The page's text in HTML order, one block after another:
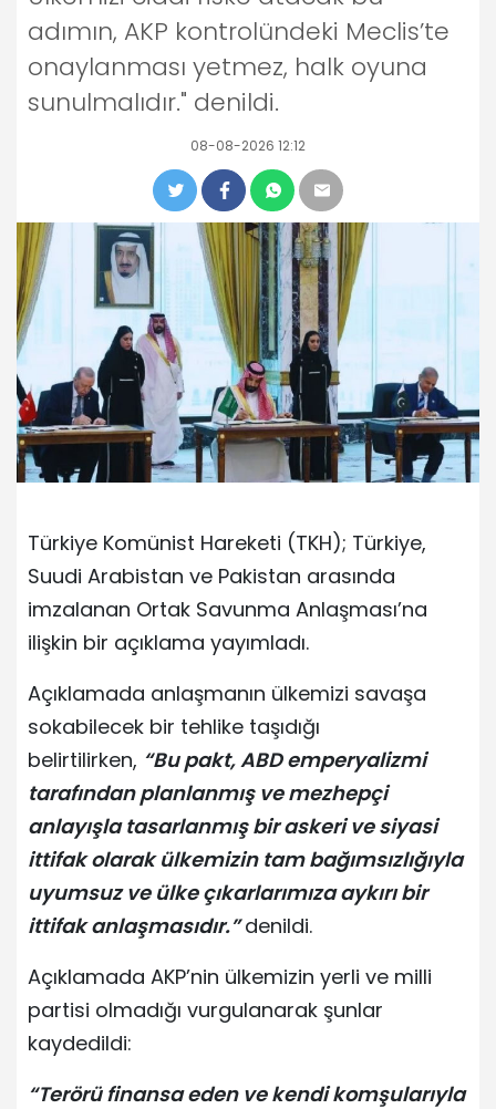
adımın, AKP kontrolündeki Meclis’te
onaylanması yetmez, halk oyuna
sunulmalıdır." denildi.
08-08-2026 12:12
Türkiye Komünist Hareketi (TKH); Türkiye,
Suudi Arabistan ve Pakistan arasında
imzalanan Ortak Savunma Anlaşması’na
ilişkin bir açıklama yayımladı.
Açıklamada anlaşmanın ülkemizi savaşa
sokabilecek bir tehlike taşıdığı
belirtilirken, “Bu pakt, ABD emperyalizmi
tarafından planlanmış ve mezhepçi
anlayışla tasarlanmış bir askeri ve siyasi
ittifak olarak ülkemizin tam bağımsızlığıyla
uyumsuz ve ülke çıkarlarımıza aykırı bir
ittifak anlaşmasıdır.” denildi.
Açıklamada AKP’nin ülkemizin yerli ve milli
partisi olmadığı vurgulanarak şunlar
kaydedildi:
“Terörü finansa eden ve kendi komşularıyla